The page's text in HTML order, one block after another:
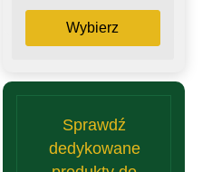
Wybierz
Sprawdź
dedykowane